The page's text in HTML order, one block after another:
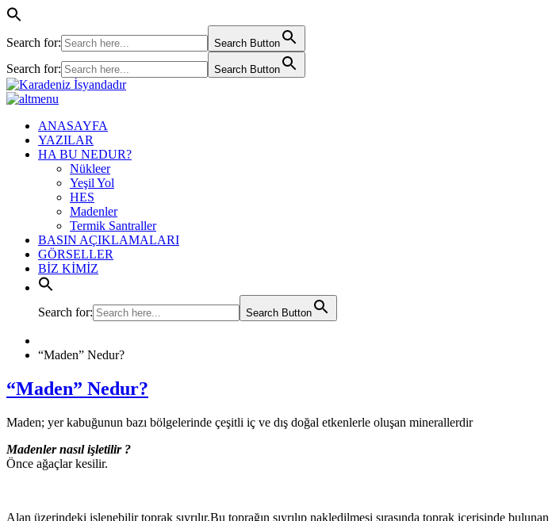
Search for: Search Button
Search for: Search Button
ANASAYFA
YAZILAR
HA BU NEDUR?
Nükleer
Yeşil Yol
HES
Madenler
Termik Santraller
BASIN AÇIKLAMALARI
GÖRSELLER
BİZ KİMİZ
Search for: Search Button
“Maden” Nedur?
“Maden” Nedur?
Maden; yer kabuğunun bazı bölgelerinde çeşitli iç ve dış doğal etkenlerle oluşan minerallerdir
Madenler nasıl işletilir ?
Önce ağaçlar kesilir.
Alan üzerindeki işlenebilir toprak sıyrılır.Bu toprağın sıyrılıp nakledilmesi sırasında toprak içerisinde